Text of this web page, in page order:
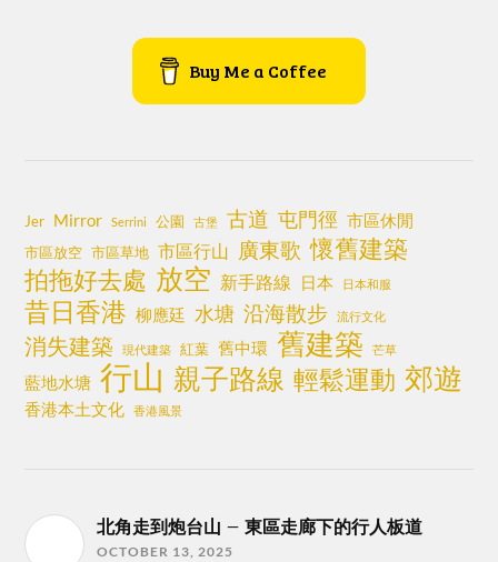
Buy Me a Coffee
Jer Mirror Serrini 公園 古堡 古道 屯門徑 市區休閒
市區放空 市區草地 市區行山 廣東歌 懷舊建築
拍拖好去處 放空 新手路線 日本 日本和服
昔日香港 柳應廷 水塘 沿海散步 流行文化
消失建築 現代建築 紅葉 舊中環 舊建築 芒草
藍地水塘 行山 親子路線 輕鬆運動 郊遊
香港本土文化 香港風景
北角走到炮台山 – 東區走廊下的行人板道
OCTOBER 13, 2025